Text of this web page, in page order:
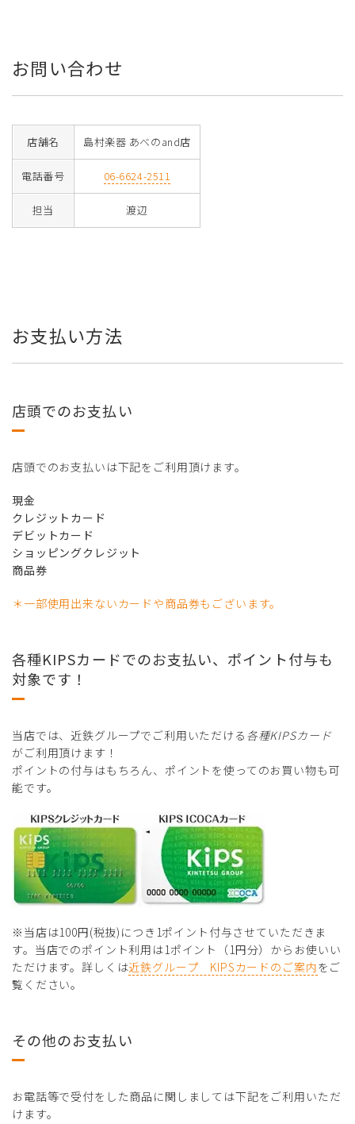
お問い合わせ
店舗名 島村楽器 あべのand店
電話番号 06-6624-2511
担当 渡辺
お支払い方法
店頭でのお支払い
店頭でのお支払いは下記をご利用頂けます。
現金
クレジットカード
デビットカード
ショッピングクレジット
商品券
＊一部使用出来ないカードや商品券もございます。
各種KIPSカードでのお支払い、ポイント付与も
対象です！
当店では、近鉄グループでご利用いただける 各種KIPSカード
がご利用頂けます！
ポイントの付与はもちろん、ポイントを使ってのお買い物も可
能です。
※当店は100円(税抜)につき1ポイント付与させていただきま
す。当店でのポイント利用は1ポイント（1円分）からお使いい
ただけます。詳しくは近鉄グループ KIPSカードのご案内をご
覧ください。
その他のお支払い
お電話等で受付をした商品に関しましては下記をご利用いただ
けます。